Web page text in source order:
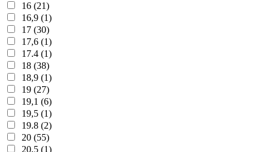
16 (21)
16,9 (1)
17 (30)
17,6 (1)
17.4 (1)
18 (38)
18,9 (1)
19 (27)
19,1 (6)
19,5 (1)
19.8 (2)
20 (55)
20,5 (1)